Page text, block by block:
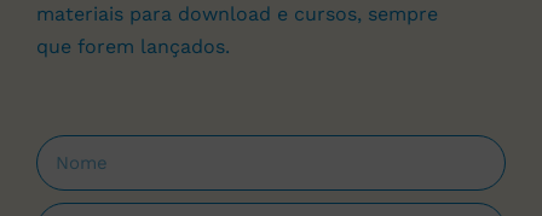
materiais para download e cursos, sempre
que forem lançados.